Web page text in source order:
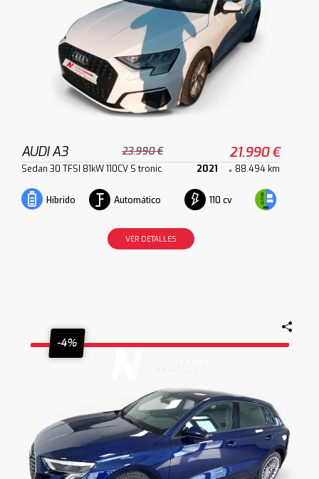
AUDI A3 23.990 € 21.990 €
Sedan 30 TFSI 81kW 110CV S tronic 2021 88.494 km
Híbrido Automático 110 cv
VER DETALLES
-4%